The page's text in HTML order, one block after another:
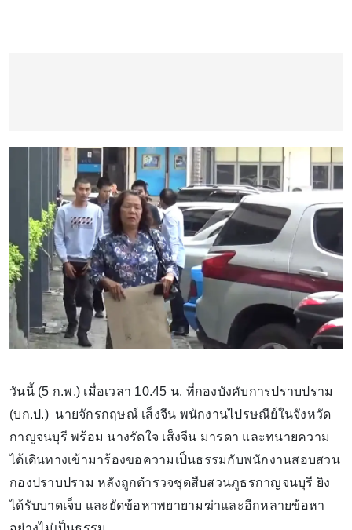
วันนี้ (5 ก.พ.) เมื่อเวลา 10.45 น. ที่กองบังคับการปราบปราม
(บก.ป.) นายจักรกฤษณ์ เส็งจีน พนักงานไปรษณีย์ในจังหวัด
กาญจนบุรี พร้อม นางรัดใจ เส็งจีน มารดา และทนายความ
ได้เดินทางเข้ามาร้องขอความเป็นธรรมกับพนักงานสอบสวน
กองปราบปราม หลังถูกตำรวจชุดสืบสวนภูธรกาญจนบุรี ยิง
ได้รับบาดเจ็บ และยัดข้อหาพยายามฆ่าและอีกหลายข้อหา